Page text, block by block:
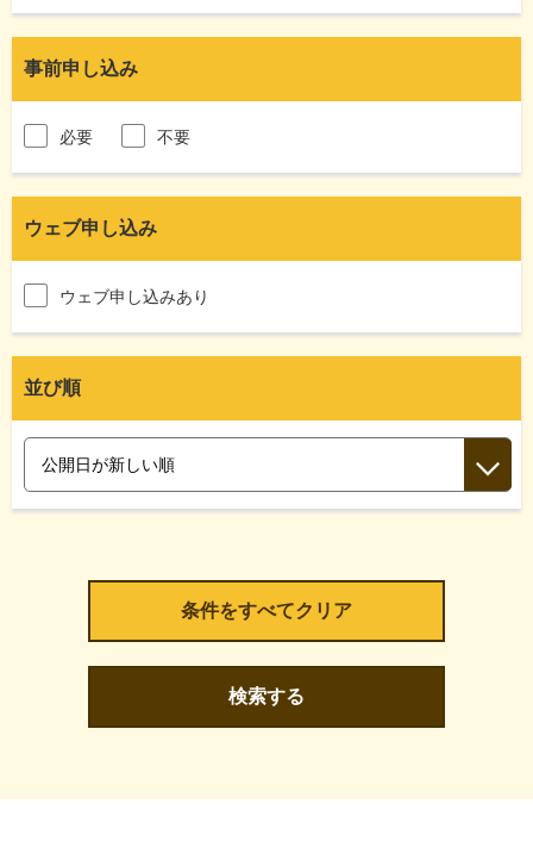
事前申し込み
必要 不要
ウェブ申し込み
ウェブ申し込みあり
並び順
検索する